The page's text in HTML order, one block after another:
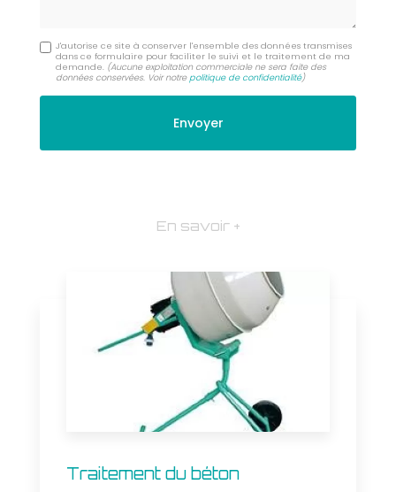
J'autorise ce site à conserver l'ensemble des données transmises
dans ce formulaire pour faciliter le suivi et le traitement de ma
demande. (Aucune exploitation commerciale ne sera faite des
données conservées. Voir notrepolitique de confidentialité)
En savoir +
Traitement du béton